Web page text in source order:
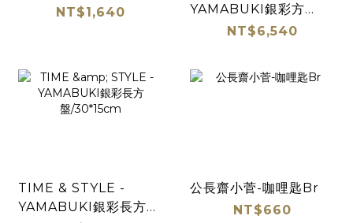
NT$1,640
YAMABUKI銀彩方
盤/21cmNT$6,540
TIME & STYLE -
YAMABUKI銀彩長方
公長齋小菅-咖哩匙Br
NT$660